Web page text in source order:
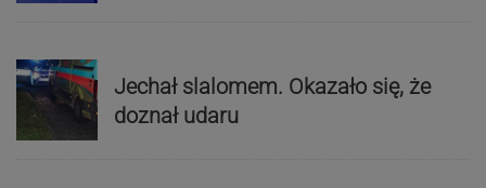
Jechał slalomem. Okazało się, że
doznał udaru